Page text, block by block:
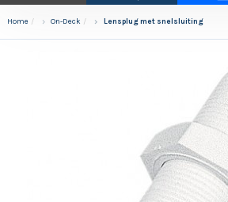
Home On-Deck Lensplug met snelsluiting